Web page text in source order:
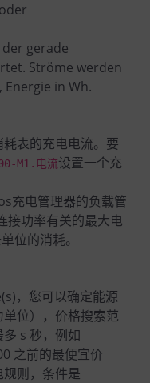
gerade
Ströme werden
in Wh.
表的充电电流。要
M1.电流设置一个充
充电管理器的负载管
接功率有关的最大电
位的消耗。
，您可以确定能源
位），价格搜索范
s 秒，例如
之前的最便宜价
则，条件是